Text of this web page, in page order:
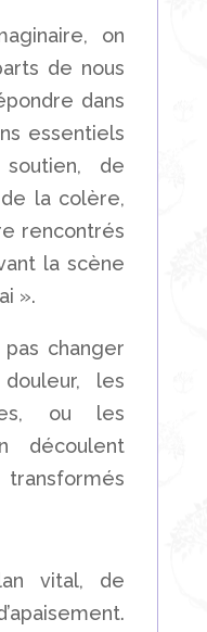
on
de nous
dans
essentiels
de
de la colère,
rencontrés
la scène
».
changer
les
ou les
découlent
vital, de